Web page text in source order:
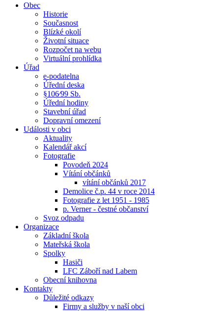
Obec
Historie
Současnost
Blízké okolí
Životní situace
Rozpočet na webu
Virtuální prohlídka
Úřad
e-podatelna
Úřední deska
§106⁄99 Sb.
Úřední hodiny
Stavební úřad
Dopravní omezení
Události v obci
Aktuality
Kalendář akcí
Fotografie
Povodeň 2024
Vítání občánků
vítání občánků 2017
Demolice č.p. 44 v roce 2014
Fotografie z let 1951 - 1985
p. Verner - čestné občanství
Svoz odpadu
Organizace
Základní škola
Mateřská škola
Spolky
Hasiči
LFC Záboří nad Labem
Obecní knihovna
Kontakty
Důležité odkazy
Firmy a služby v naší obci